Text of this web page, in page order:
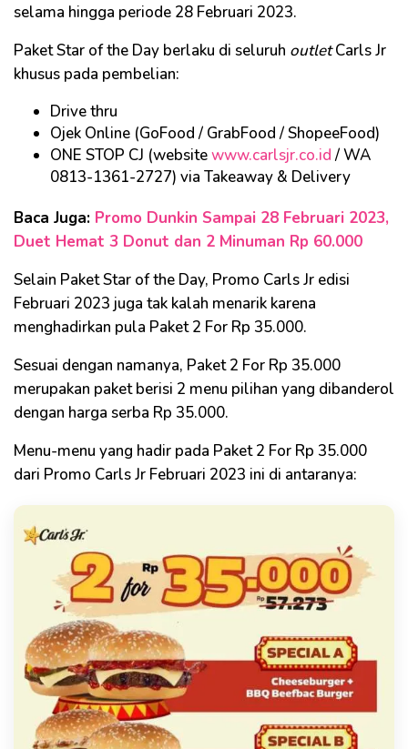
selama hingga periode 28 Februari 2023.
Paket Star of the Day berlaku di seluruh outletCarls Jr
khusus pada pembelian:
Drive thru
Ojek Online (GoFood / GrabFood / ShopeeFood)
ONE STOP CJ (websitewww.carlsjr.co.id/ WA
0813-1361-2727) via Takeaway & Delivery
Baca Juga: Promo Dunkin Sampai 28 Februari 2023,
Duet Hemat 3 Donut dan 2 Minuman Rp 60.000
Selain Paket Star of the Day, Promo Carls Jr edisi
Februari 2023 juga tak kalah menarik karena
menghadirkan pula Paket 2 For Rp 35.000.
Sesuai dengan namanya, Paket 2 For Rp 35.000
merupakan paket berisi 2 menu pilihan yang dibanderol
dengan harga serba Rp 35.000.
Menu-menu yang hadir pada Paket 2 For Rp 35.000
dari Promo Carls Jr Februari 2023 ini di antaranya: